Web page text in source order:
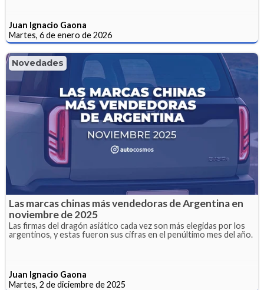
Juan Ignacio Gaona
Martes, 6 de enero de 2026
Novedades
Las marcas chinas más vendedoras de Argentina en
noviembre de 2025
Las firmas del dragón asiático cada vez son más elegidas por los
argentinos, y estas fueron sus cifras en el penúltimo mes del año.
Juan Ignacio Gaona
Martes, 2 de diciembre de 2025